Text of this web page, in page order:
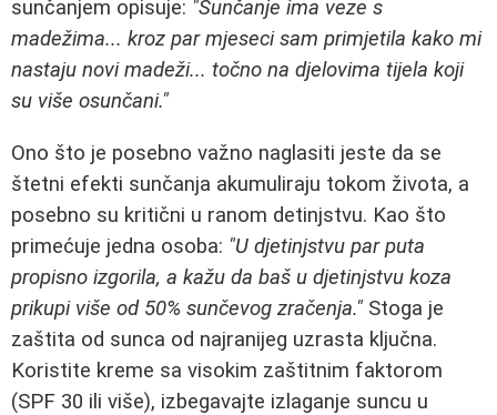
sunčanjem opisuje: "Sunčanje ima veze s
madežima... kroz par mjeseci sam primjetila kako mi
nastaju novi madeži... točno na djelovima tijela koji
su više osunčani."
Ono što je posebno važno naglasiti jeste da se
štetni efekti sunčanja akumuliraju tokom života, a
posebno su kritični u ranom detinjstvu. Kao što
primećuje jedna osoba: "U djetinjstvu par puta
propisno izgorila, a kažu da baš u djetinjstvu koza
prikupi više od 50% sunčevog zračenja." Stoga je
zaštita od sunca od najranijeg uzrasta ključna.
Koristite kreme sa visokim zaštitnim faktorom
(SPF 30 ili više), izbegavajte izlaganje suncu u